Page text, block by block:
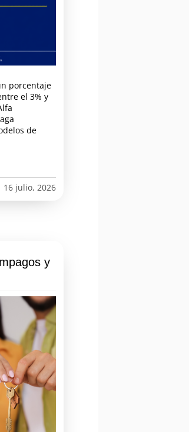
porcentaje
el 3% y
de
16 julio, 2026
y